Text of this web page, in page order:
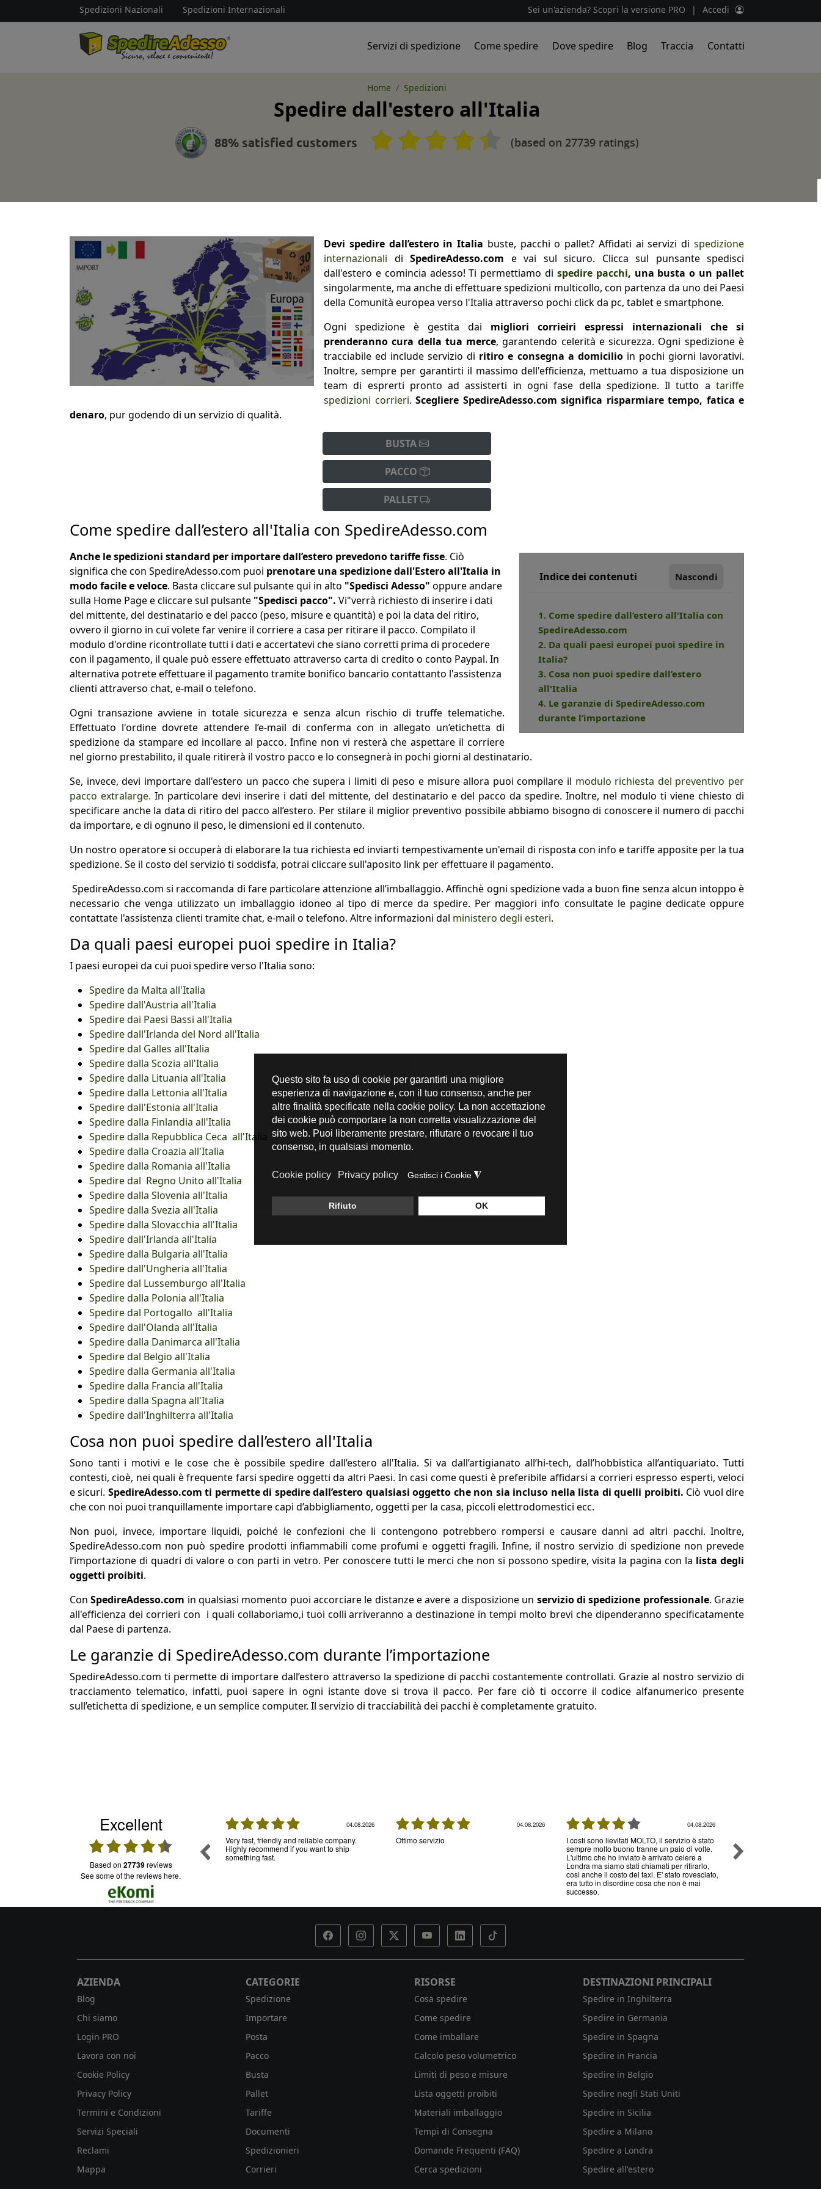
Spedizioni Nazionali Spedizioni Internazionali Sei un'azienda? Scopri la versione PRO | Accedi
Servizi di spedizione Come spedire Dove spedire Blog Traccia Contatti
Home Spedizioni
Spedire dall'estero all'Italia
88% satisfied customers (based on 27739 ratings)
Devi spedire dall’estero in Italia buste, pacchi o pallet? Affidati ai servizi dispedizione
internazionali di SpedireAdesso.com e vai sul sicuro. Clicca sul punsante spedisci
dall'estero e comincia adesso! Ti permettiamo di spedire pacchi, una busta o un pallet
singolarmente, ma anche di effettuare spedizioni multicollo, con partenza da uno dei Paesi
della Comunità europea verso l'Italia attraverso pochi click da pc, tablet e smartphone.
Ogni spedizione è gestita dai migliori corrieiri espressi internazionali che si
prenderanno cura della tua merce, garantendo celerità e sicurezza. Ogni spedizione è
tracciabile ed include servizio di ritiro e consegna a domicilioin pochi giorni lavorativi.
Inoltre, sempre per garantirti il massimo dell'efficienza, mettuamo a tua disposizione un
team di esprerti pronto ad assisterti in ogni fase della spedizione. Il tutto a tariffe
spedizioni corrieri. Scegliere SpedireAdesso.com significa risparmiare tempo, fatica e
denaro, pur godendo di un servizio di qualità.
BUSTA
PACCO
PALLET
Come spedire dall’estero all'Italia con SpedireAdesso.com
Indice dei contenuti Nascondi
1. Come spedire dall’estero all'Italia con
SpedireAdesso.com
2. Da quali paesi europei puoi spedire in
Italia?
3. Cosa non puoi spedire dall’estero
all'Italia
4. Le garanzie di SpedireAdesso.com
durante l’importazione
Anche le spedizioni standard per importare dall’estero prevedono tariffe fisse. Ciò
significa che con SpedireAdesso.com puoi prenotare una spedizione dall'Estero all'Italia in
modo facile e veloce. Basta cliccare sul pulsante qui in alto "Spedisci Adesso" oppure andare
sulla Home Page e cliccare sul pulsante "Spedisci pacco". Vi"verrà richiesto di inserire i dati
del mittente, del destinatario e del pacco (peso, misure e quantità) e poi la data del ritiro,
ovvero il giorno in cui volete far venire il corriere a casa per ritirare il pacco. Compilato il
modulo d'ordine ricontrollate tutti i dati e accertatevi che siano corretti prima di procedere
con il pagamento, il quale può essere effettuato attraverso carta di credito o conto Paypal. In
alternativa potrete effettuare il pagamento tramite bonifico bancario contattanto l'assistenza
clienti attraverso chat, e-mail o telefono.
Ogni transazione avviene in totale sicurezza e senza alcun rischio di truffe telematiche.
Effettuato l'ordine dovrete attendere l’e-mail di conferma con in allegato un’etichetta di
spedizione da stampare ed incollare al pacco. Infine non vi resterà che aspettare il corriere
nel giorno prestabilito, il quale ritirerà il vostro pacco e lo consegnerà in pochi giorni al destinatario.
Se, invece, devi importare dall'estero un pacco che supera i limiti di peso e misure allora puoi compilare il modulo richiesta del preventivo per
pacco extralarge. In particolare devi inserire i dati del mittente, del destinatario e del pacco da spedire. Inoltre, nel modulo ti viene chiesto di
specificare anche la data di ritiro del pacco all’estero. Per stilare il miglior preventivo possibile abbiamo bisogno di conoscere il numero di pacchi
da importare, e di ognuno il peso, le dimensioni ed il contenuto.
Un nostro operatore si occuperà di elaborare la tua richiesta ed inviarti tempestivamente un'email di risposta con info e tariffe apposite per la tua
spedizione. Se il costo del servizio ti soddisfa, potrai cliccare sull'aposito link per effettuare il pagamento.
SpedireAdesso.com si raccomanda di fare particolare attenzione all’imballaggio. Affinchè ogni spedizione vada a buon fine senza alcun intoppo è
necessario che venga utilizzato un imballaggio idoneo al tipo di merce da spedire. Per maggiori info consultate le pagine dedicate oppure
contattate l'assistenza clienti tramite chat, e-mail o telefono. Altre informazioni dal ministero degli esteri.
Da quali paesi europei puoi spedire in Italia?
I paesi europei da cui puoi spedire verso l'Italia sono:
Spedire da Malta all'Italia
Spedire dall'Austria all'Italia
Spedire dai Paesi Bassi all'Italia
Spedire dall'Irlanda del Nord all'Italia
Spedire dal Galles all'Italia
Spedire dalla Scozia all'Italia
Spedire dalla Lituania all'Italia
Spedire dalla Lettonia all'Italia
Spedire dall'Estonia all'Italia
Spedire dalla Finlandia all'Italia
Spedire dalla Repubblica Ceca all'Italia
Spedire dalla Croazia all'Italia
Spedire dalla Romania all'Italia
Spedire dal Regno Unito all'Italia
Spedire dalla Slovenia all'Italia
Spedire dalla Svezia all'Italia
Spedire dalla Slovacchia all'Italia
Spedire dall'Irlanda all'Italia
Spedire dalla Bulgaria all'Italia
Spedire dall'Ungheria all'Italia
Spedire dal Lussemburgo all'Italia
Spedire dalla Polonia all'Italia
Spedire dal Portogallo all'Italia
Spedire dall'Olanda all'Italia
Spedire dalla Danimarca all'Italia
Spedire dal Belgio all'Italia
Spedire dalla Germania all'Italia
Spedire dalla Francia all'Italia
Spedire dalla Spagna all'Italia
Spedire dall'Inghilterra all'Italia
Cosa non puoi spedire dall’estero all'Italia
Sono tanti i motivi e le cose che è possibile spedire dall’estero all'Italia. Si va dall’artigianato all’hi-tech, dall’hobbistica all’antiquariato. Tutti
contesti, cioè, nei quali è frequente farsi spedire oggetti da altri Paesi. In casi come questi è preferibile affidarsi a corrieri espresso esperti, veloci
e sicuri. SpedireAdesso.com ti permette di spedire dall’estero qualsiasi oggetto che non sia incluso nella lista di quelli proibiti. Ciò vuol dire
che con noi puoi tranquillamente importare capi d’abbigliamento, oggetti per la casa, piccoli elettrodomestici ecc.
Non puoi, invece, importare liquidi, poiché le confezioni che li contengono potrebbero rompersi e causare danni ad altri pacchi. Inoltre,
SpedireAdesso.com non può spedire prodotti infiammabili come profumi e oggetti fragili. Infine, il nostro servizio di spedizione non prevede
l’importazione di quadri di valore o con parti in vetro. Per conoscere tutti le merci che non si possono spedire, visita la pagina con la lista degli
oggetti proibiti.
ConSpedireAdesso.com in qualsiasi momento puoi accorciare le distanze e avere a disposizione un servizio di spedizione professionale. Grazie
all'efficienza dei corrieri con i quali collaboriamo,i tuoi colli arriveranno a destinazione in tempi molto brevi che dipenderanno specificatamente
dal Paese di partenza.
Le garanzie di SpedireAdesso.com durante l’importazione
SpedireAdesso.com ti permette di importare dall’estero attraverso la spedizione di pacchi costantemente controllati. Grazie al nostro servizio di
tracciamento telematico, infatti, puoi sapere in ogni istante dove si trova il pacco. Per fare ciò ti occorre il codice alfanumerico presente
sull’etichetta di spedizione, e un semplice computer. Il servizio di tracciabilità dei pacchi è completamente gratuito.
Excellent
based on 27739reviews
see some of the reviews here.
Una garanzia. Ho usato già tante volte questo
servizio e mi sono trovata molto bene.
Puntuali e trasparenti. Assistenza: funziona e
il personale è cordiale
04.08.2026
Very fast, friendly and reliable company.
Highly recommend if you want to ship
something fast.
04.08.2026
Ottimo servizio
04.08.2026
I costi sono lievitati MOLTO, il servizio è stato
sempre molto buono tranne un paio di volte.
L'ultimo che ho inviato è arrivato celere a
Londra ma siamo stati chiamati per ritirarlo,
così anche il costo del taxi. E' stato rovesciato,
era tutto in disordine cosa che non è mai
successo.
senza nessun problema
volte che utilizzo il loro
AZIENDA
Blog
Chi siamo
Login PRO
Lavora con noi
Cookie Policy
Privacy Policy
Termini e Condizioni
Servizi Speciali
Reclami
Mappa
CATEGORIE
Spedizione
Importare
Posta
Pacco
Busta
Pallet
Tariffe
Documenti
Spedizionieri
Corrieri
RISORSE
Cosa spedire
Come spedire
Come imballare
Calcolo peso volumetrico
Limiti di peso e misure
Lista oggetti proibiti
Materiali imballaggio
Tempi di Consegna
Domande Frequenti (FAQ)
Cerca spedizioni
DESTINAZIONI PRINCIPALI
Spedire in Inghilterra
Spedire in Germania
Spedire in Spagna
Spedire in Francia
Spedire in Belgio
Spedire negli Stati Uniti
Spedire in Sicilia
Spedire a Milano
Spedire a Londra
Spedire all'estero